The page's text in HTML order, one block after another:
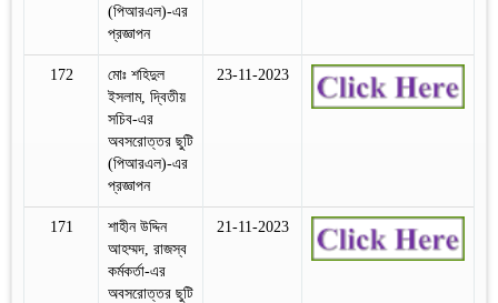
(পিআরএল)-এর
প্রজ্ঞাপন
172
মোঃ শহিদুল
ইসলাম, দ্বিতীয়
সচিব-এর
অবসরোত্তর ছুটি
(পিআরএল)-এর
প্রজ্ঞাপন
23-11-2023
171
শাহীন উদ্দিন
আহম্মদ, রাজস্ব
কর্মকর্তা-এর
অবসরোত্তর ছুটি
21-11-2023